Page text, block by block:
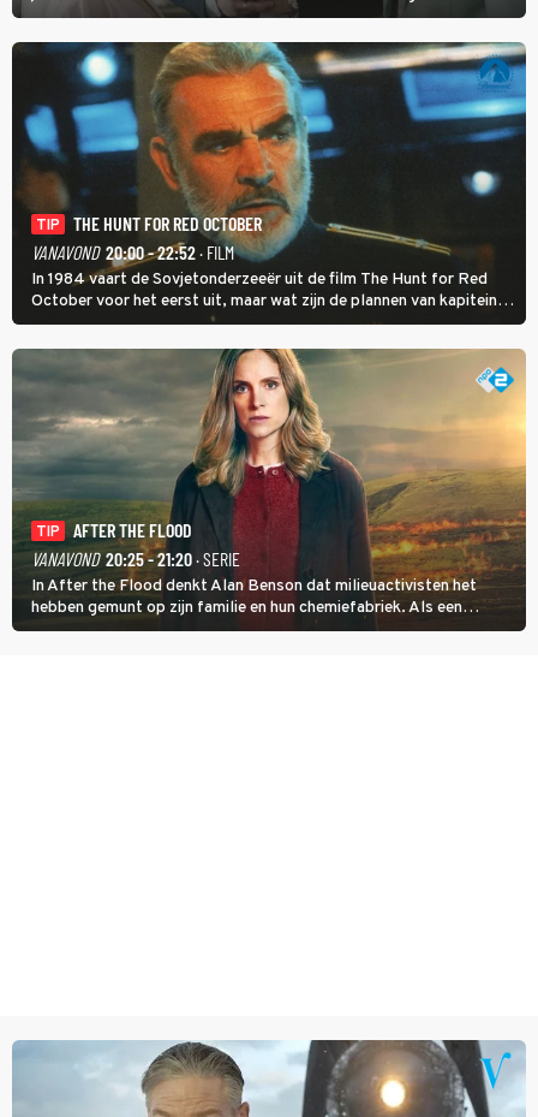
eerste seizoen kwam Lianne vanuit de Randstad naar Twente. Daar
is ze inmiddels helemaal op haar plek.
TIP
THE HUNT FOR RED OCTOBER
VANAVOND 20:00 - 22:52· FILM
In 1984 vaart de Sovjetonderzeeër uit de film The Hunt for Red
October voor het eerst uit, maar wat zijn de plannen van kapitein
Marko Ramius?
TIP
AFTER THE FLOOD
VANAVOND 20:25 - 21:20· SERIE
In After the Flood denkt Alan Benson dat milieuactivisten het
hebben gemunt op zijn familie en hun chemiefabriek. Als een
brandende boodschap in het veen de boel op scherp zet, besluit